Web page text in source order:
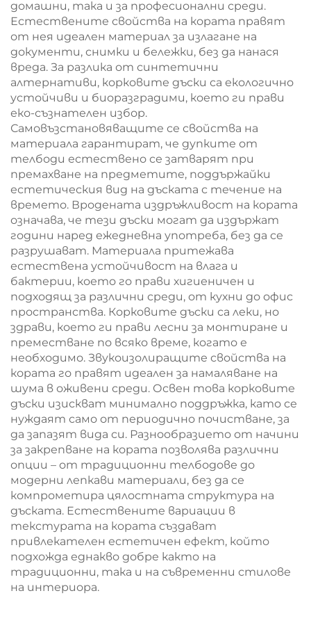
домашни, така и за професионални среди.
Естествените свойства на кората правят
от нея идеален материал за излагане на
документи, снимки и бележки, без да нанася
вреда. За разлика от синтетични
алтернативи, корковите дъски са екологично
устойчиви и биоразградими, което ги прави
еко-съзнателен избор.
Самовъзстановяващите се свойства на
материала гарантират, че дупките от
телбоди естествено се затварят при
премахване на предметите, поддържайки
естетическия вид на дъската с течение на
времето. Вродената издръжливост на кората
означава, че тези дъски могат да издържат
години наред ежедневна употреба, без да се
разрушават. Материала притежава
естествена устойчивост на влага и
бактерии, което го прави хигиеничен и
подходящ за различни среди, от кухни до офис
пространства. Корковите дъски са леки, но
здрави, което ги прави лесни за монтиране и
преместване по всяко време, когато е
необходимо. Звукоизолиращите свойства на
кората го правят идеален за намаляване на
шума в оживени среди. Освен това корковите
дъски изискват минимално поддръжка, като се
нуждаят само от периодично почистване, за
да запазят вида си. Разнообразието от начини
за закрепване на кората позволява различни
опции – от традиционни телбодове до
модерни лепкави материали, без да се
компрометира цялостната структура на
дъската. Естествените вариации в
текстурата на кората създават
привлекателен естетичен ефект, който
подхожда еднакво добре както на
традиционни, така и на съвременни стилове
на интериора.